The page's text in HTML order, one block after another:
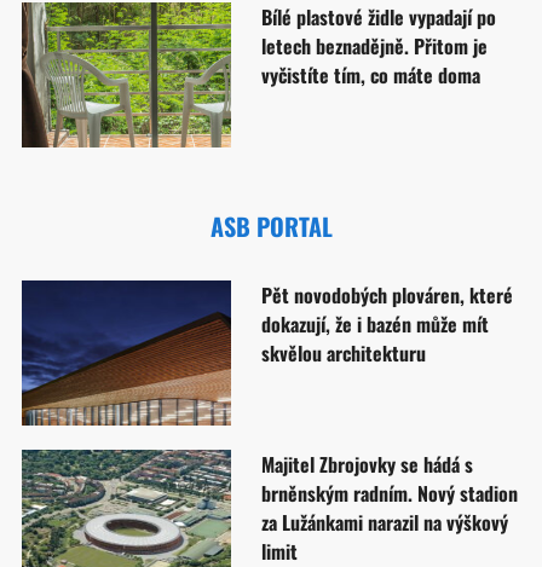
Bílé plastové židle vypadají po
letech beznadějně. Přitom je
vyčistíte tím, co máte doma
ASB PORTAL
Pět novodobých plováren, které
dokazují, že i bazén může mít
skvělou architekturu
Majitel Zbrojovky se hádá s
brněnským radním. Nový stadion
za Lužánkami narazil na výškový
limit